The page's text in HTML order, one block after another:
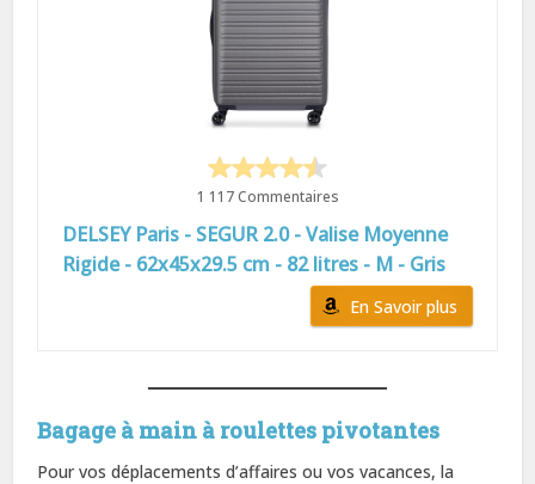
1 117 Commentaires
DELSEY Paris - SEGUR 2.0 - Valise Moyenne
Rigide - 62x45x29.5 cm - 82 litres - M - Gris
En Savoir plus
Bagage à main à roulettes pivotantes
Pour vos déplacements d’affaires ou vos vacances, la